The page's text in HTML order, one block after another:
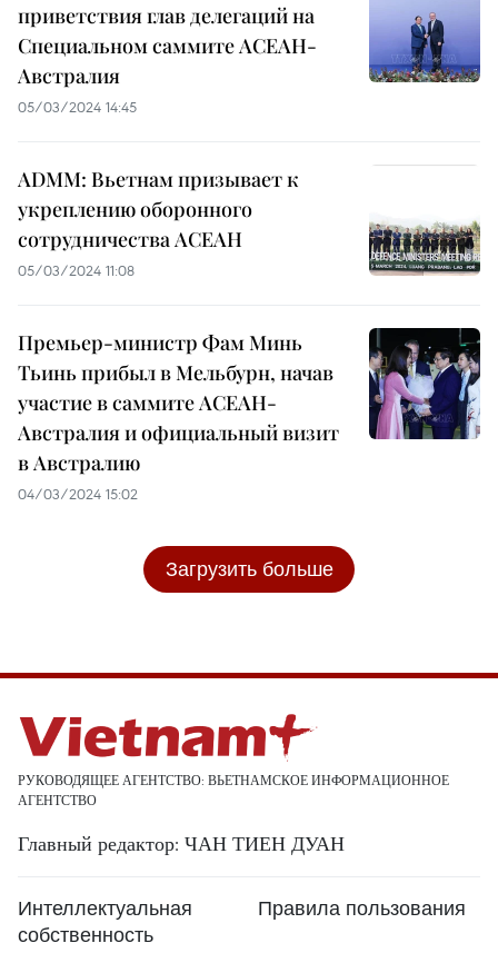
приветствия глав делегаций на
Специальном саммите АСЕАН-
Австралия
05/03/2024 14:45
ADMM: Вьетнам призывает к
укреплению оборонного
сотрудничества АСЕАН
05/03/2024 11:08
Премьер-министр Фам Минь
Тьинь прибыл в Мельбурн, начав
участие в саммите АСЕАН-
Австралия и официальный визит
в Австралию
04/03/2024 15:02
Загрузить больше
РУКОВОДЯЩЕЕ АГЕНТСТВО: ВЬЕТНАМСКОЕ ИНФОРМАЦИОННОЕ
АГЕНТСТВО
Главный редактор: ЧАН ТИЕН ДУАН
Интеллектуальная
собственность
Правила пользования